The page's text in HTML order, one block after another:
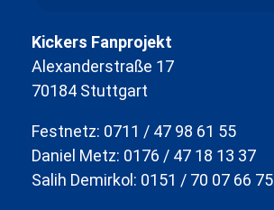
Kickers Fanprojekt
Alexanderstraße 17
70184 Stuttgart
Festnetz: 0711 / 47 98 61 55
Daniel Metz: 0176 / 47 18 13 37
Salih Demirkol: 0151 / 70 07 66 75